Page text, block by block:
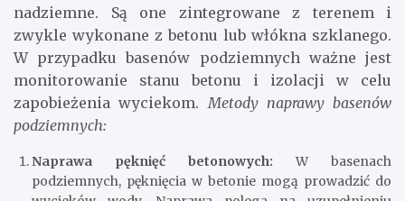
nadziemne. Są one zintegrowane z terenem i
zwykle wykonane z betonu lub włókna szklanego.
W przypadku basenów podziemnych ważne jest
monitorowanie stanu betonu i izolacji w celu
zapobieżenia wyciekom. Metody naprawy basenów
podziemnych:
Naprawa pęknięć betonowych: W basenach
podziemnych, pęknięcia w betonie mogą prowadzić do